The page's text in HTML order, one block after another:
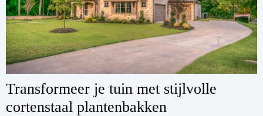
Transformeer je tuin met stijlvolle
cortenstaal plantenbakken